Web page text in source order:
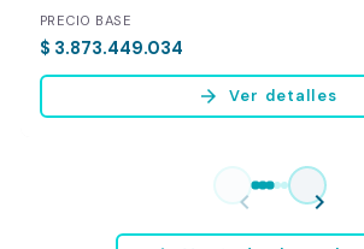
* Servicio disponible exclusivamente para
Bogotá y Medellín.
PRECIO BASE
$ 3.873.449.034
arrow_forward Ver detalles
chevron_left chevron_right